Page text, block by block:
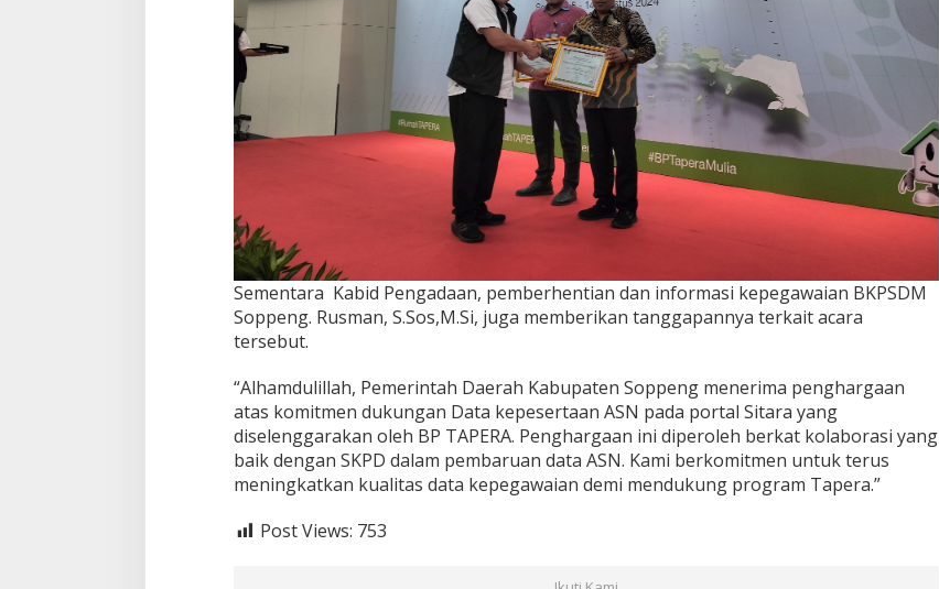
Sementara Kabid Pengadaan, pemberhentian dan informasi kepegawaian BKPSDM
Soppeng. Rusman, S.Sos,M.Si, juga memberikan tanggapannya terkait acara
tersebut.
“Alhamdulillah, Pemerintah Daerah Kabupaten Soppeng menerima penghargaan
atas komitmen dukungan Data kepesertaan ASN pada portal Sitara yang
diselenggarakan oleh BP TAPERA. Penghargaan ini diperoleh berkat kolaborasi yang
baik dengan SKPD dalam pembaruan data ASN. Kami berkomitmen untuk terus
meningkatkan kualitas data kepegawaian demi mendukung program Tapera.”
Post Views: 753